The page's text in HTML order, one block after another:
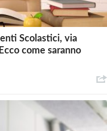
Scolastici, via
come saranno